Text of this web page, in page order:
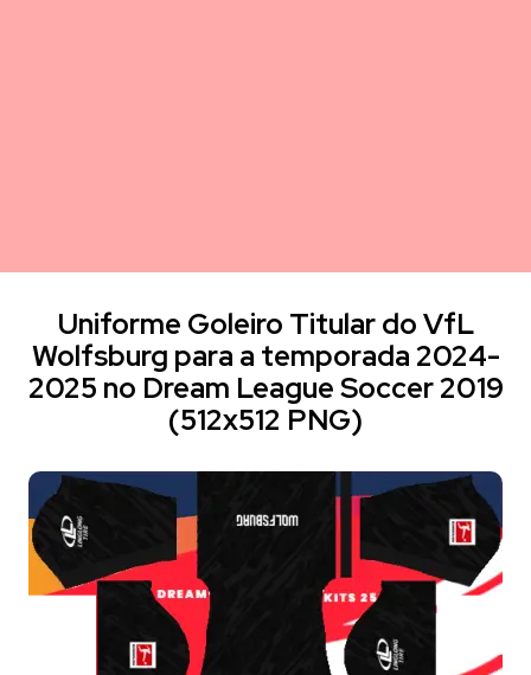
Uniforme Goleiro Titular do VfL
Wolfsburg para a temporada 2024-
2025 no Dream League Soccer 2019
(512x512 PNG)